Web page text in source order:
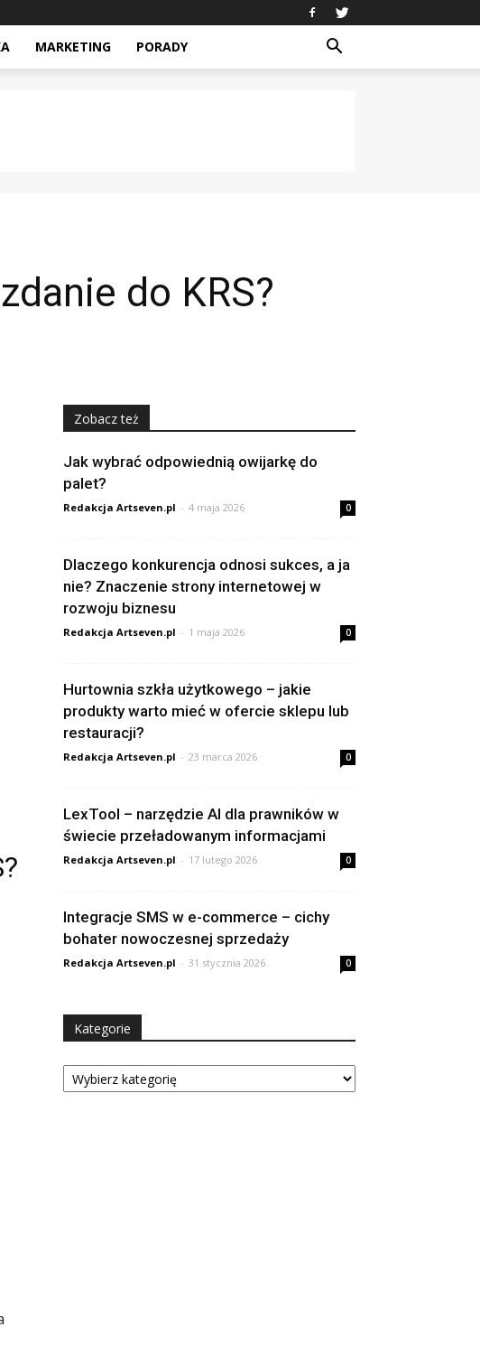
MARKETING PORADY
do KRS?
Zobacz też
Jak wybrać odpowiednią owijarkę do
palet?
Redakcja Artseven.pl - 4 maja 2026 0
Dlaczego konkurencja odnosi sukces, a ja
nie? Znaczenie strony internetowej w
rozwoju biznesu
Redakcja Artseven.pl - 1 maja 2026 0
Hurtownia szkła użytkowego – jakie
produkty warto mieć w ofercie sklepu lub
restauracji?
Redakcja Artseven.pl - 23 marca 2026 0
LexTool – narzędzie AI dla prawników w
świecie przeładowanym informacjami
Redakcja Artseven.pl - 17 lutego 2026 0
Integracje SMS w e-commerce – cichy
bohater nowoczesnej sprzedaży
Redakcja Artseven.pl - 31 stycznia 2026 0
Kategorie
Kategorie